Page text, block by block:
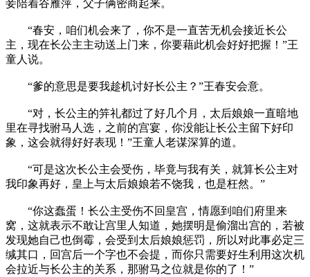
妾陪着谷雁萍，父子俩密商起来。
“春安，咱们机会来了，你不是一直苦无机会接近长公
主，现在长公主主动送上门来，你要藉此机会好好把握！”王
童人说。
“爹的意思是要我趁机讨好长公主？”王春安会意。
“对，长公主的笄礼都过了好几个月，太后娘娘一直暗地
里在寻找驸马人选，之前的宫宴，你没能让长公主留下好印
象，这会就得好好表现！”王童人老谋深算的道。
“可是这次长公主会受伤，毕竟与我有关，就算长公主对
我印象再好，皇上与太后娘娘若不饶我，也是枉然。”
“你这蠢蛋！长公主受伤不回皇宫，情愿到咱们府里来
窝，这就表示不敢让宫里人知道，她摆明是偷溜出宫的，若被
发现她自己也倒霉，会受到太后娘娘惩罚，所以对此事必定三
缄其口，回宫后一个字也不会提，而你只需要好生利用这次机
会拉近与长公主的关系，那驸马之位就是你的了！”